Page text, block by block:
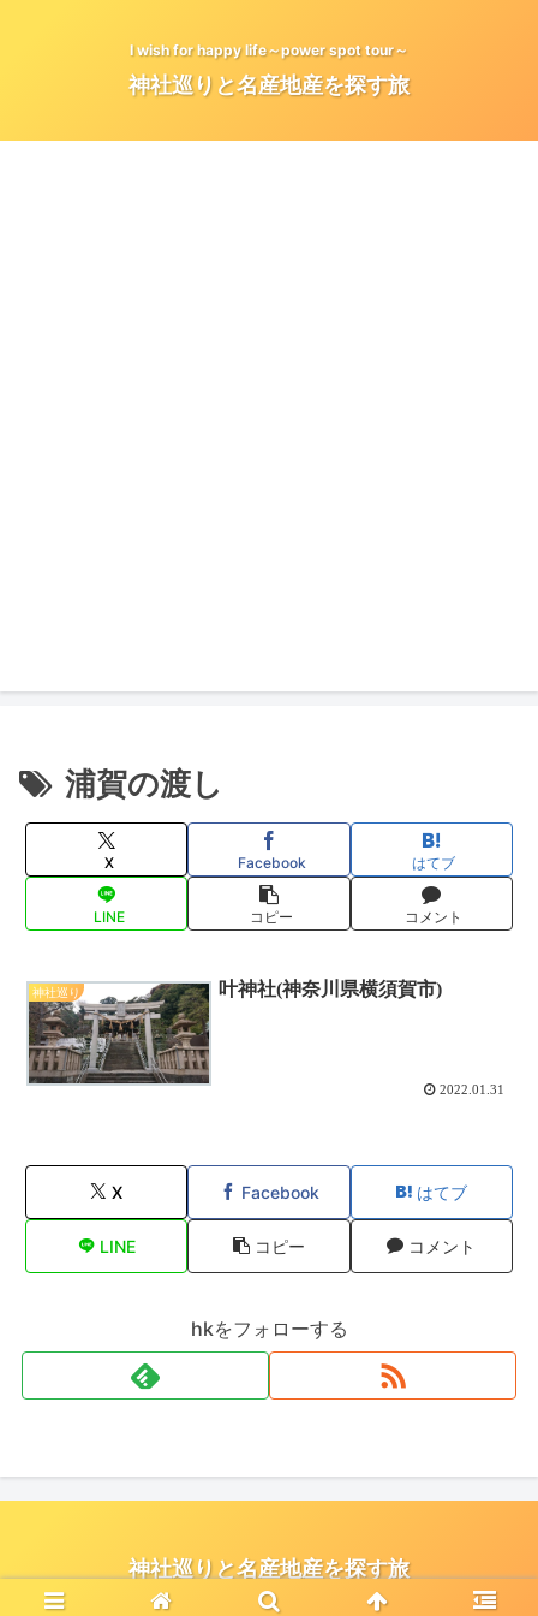
I wish for happy life～power spot tour～
神社巡りと名産地産を探す旅
浦賀の渡し
X Facebook はてブ
LINE コピー コメント
神社巡り 叶神社(神奈川県横須賀市)
2022.01.31
X Facebook はてブ
LINE コピー コメント
hkをフォローする
神社巡りと名産地産を探す旅
© 2021 神社巡りと名産地産を探す旅.